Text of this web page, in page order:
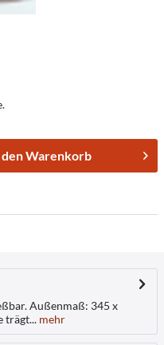
Warenkorb
Außenmaß: 345 x
trägt... mehr